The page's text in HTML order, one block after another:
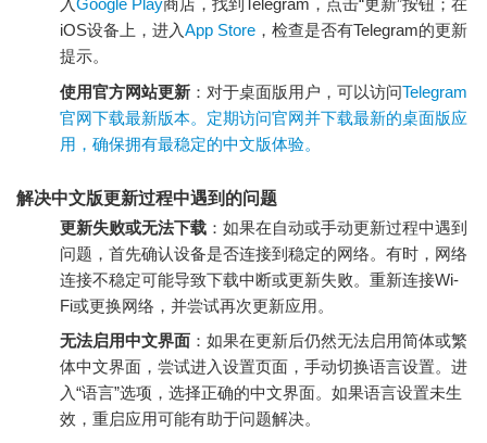
入Google Play商店，找到Telegram，点击“更新”按钮；在
iOS设备上，进入App Store ，检查是否有Telegram的更新
提示。
使用官方网站更新 ：对于桌面版用户，可以访问Telegram
官网下载最新版本。定期访问官网并下载最新的桌面版应
用，确保拥有最稳定的中文版体验。
解决中文版更新过程中遇到的问题
更新失败或无法下载 ：如果在自动或手动更新过程中遇到
问题，首先确认设备是否连接到稳定的网络。有时，网络
连接不稳定可能导致下载中断或更新失败。重新连接Wi-
Fi或更换网络，并尝试再次更新应用。
无法启用中文界面 ：如果在更新后仍然无法启用简体或繁
体中文界面，尝试进入设置页面，手动切换语言设置。进
入“语言”选项，选择正确的中文界面。如果语言设置未生
效，重启应用可能有助于问题解决。